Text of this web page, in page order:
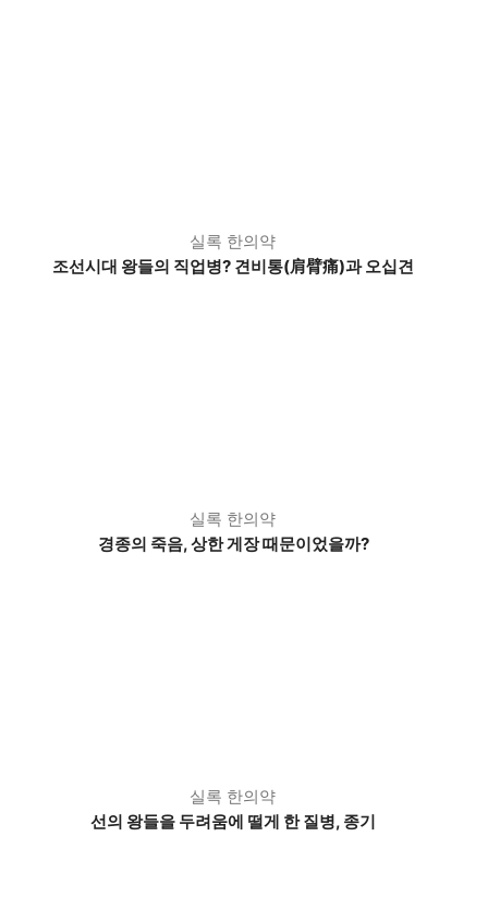
실록 한의약
조선시대 왕들의 직업병? 견비통(肩臂痛)과 오십견
실록 한의약
경종의 죽음, 상한 게장 때문이었을까?
실록 한의약
선의 왕들을 두려움에 떨게 한 질병, 종기